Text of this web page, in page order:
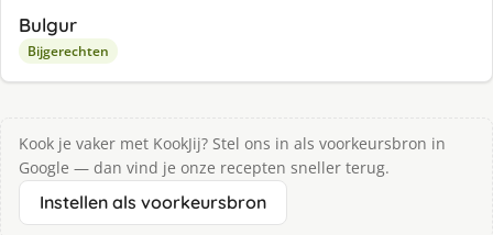
Bulgur
Bijgerechten
Kook je vaker met KookJij? Stel ons in als voorkeursbron in
Google — dan vind je onze recepten sneller terug.
Instellen als voorkeursbron